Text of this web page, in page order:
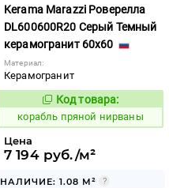
Kerama Marazzi Роверелла
DL600600R20 Серый Темный
керамогранит 60x60
Материал:
Керамогранит
774934
Код товара:
корабль пряной нирваны
Цена
7 194 руб./м²
НАЛИЧИЕ: 1.08 М²